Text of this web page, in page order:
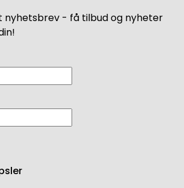
nyhetsbrev - få tilbud og nyheter